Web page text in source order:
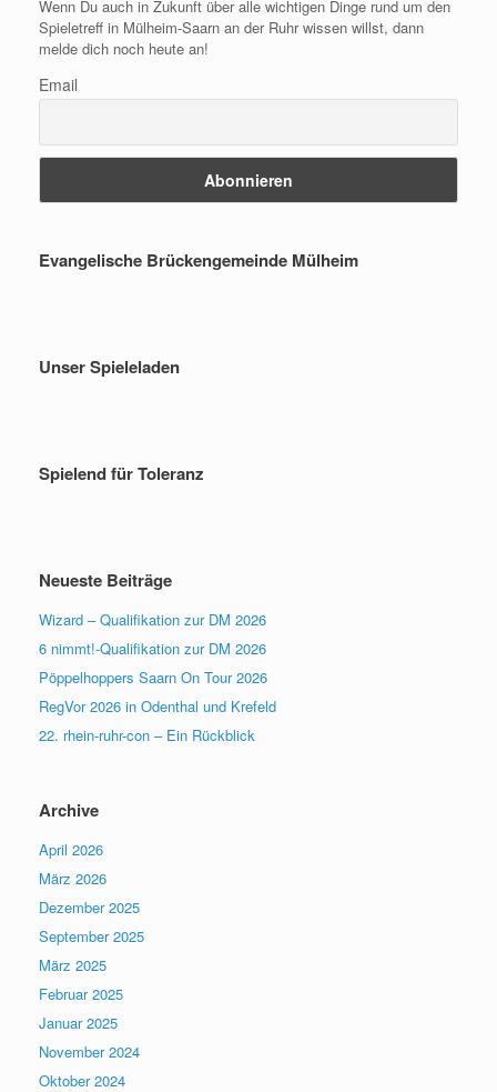
Wenn Du auch in Zukunft über alle wichtigen Dinge rund um den
Spieletreff in Mülheim-Saarn an der Ruhr wissen willst, dann
melde dich noch heute an!
Email
Evangelische Brückengemeinde Mülheim
Unser Spieleladen
Spielend für Toleranz
Neueste Beiträge
Wizard – Qualifikation zur DM 2026
6 nimmt!-Qualifikation zur DM 2026
Pöppelhoppers Saarn On Tour 2026
RegVor 2026 in Odenthal und Krefeld
22. rhein-ruhr-con – Ein Rückblick
Archive
April 2026
März 2026
Dezember 2025
September 2025
März 2025
Februar 2025
Januar 2025
November 2024
Oktober 2024